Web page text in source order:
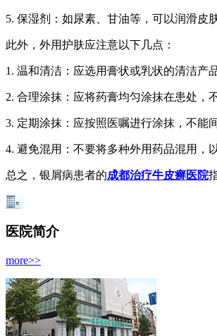
5. 保湿剂：如尿素、甘油等，可以润滑皮
此外，外用护肤应注意以下几点：
1. 温和清洁：应选用膏状或乳状的清洁产
2. 合理涂抹：应将药膏均匀涂抹在患处，
3. 定期涂抹：应按照医嘱进行涂抹，不能
4. 避免混用：不要将多种外用药品混用，
总之，银屑病患者的成都治疗牛皮癣医院
医院简介
more>>